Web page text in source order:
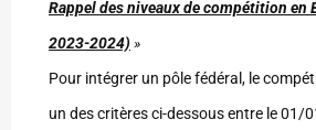
Rappel des niveaux de compétition en
2023-2024) »
Pour intégrer un pôle fédéral, le
un des critères ci-dessous entre le 01/